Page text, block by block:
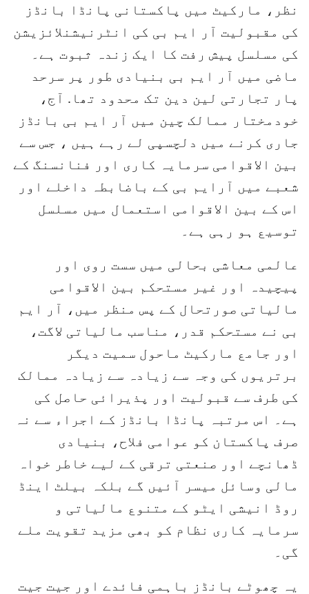
نظر، مارکیٹ میں پاکستانی پانڈا بانڈز
کی مقبولیت آر ایم بی کی انٹرنیشنلائزیشن
کی مسلسل پیش رفت کا ایک زندہ ثبوت ہے۔
ماضی میں آر ایم بی بنیادی طور پر سرحد
پار تجارتی لین دین تک محدود تھا. آج،
خودمختار ممالک چین میں آر ایم بی بانڈز
جاری کرنے میں دلچسپی لے رہے ہیں ، جس سے
بین الاقوامی سرمایہ کاری اور فنانسنگ کے
شعبے میں آرایم بی کے باضابطہ داخلے اور
اس کے بین الاقوامی استعمال میں مسلسل
توسیع ہو رہی ہے۔
عالمی معاشی بحالی میں سست روی اور
پیچیدہ اور غیر مستحکم بین الاقوامی
مالیاتی صورتحال کے پس منظر میں، آر ایم
بی نے مستحکم قدر، مناسب مالیاتی لاگت،
اور جامع مارکیٹ ماحول سمیت دیگر
برتریوں کی وجہ سے زیادہ سے زیادہ ممالک
کی طرف سے قبولیت اور پذیرائی حاصل کی
ہے۔ اس مرتبہ پانڈا بانڈز کے اجراء سے نہ
صرف پاکستان کو عوامی فلاح، بنیادی
ڈھانچے اور صنعتی ترقی کے لیے خاطر خواہ
مالی وسائل میسر آئیں گے بلکہ بیلٹ اینڈ
روڈ انیشی ایٹو کے متنوع مالیاتی و
سرمایہ کاری نظام کو بھی مزید تقویت ملے
گی۔
یہ چھوٹے بانڈز باہمی فائدے اور جیت جیت